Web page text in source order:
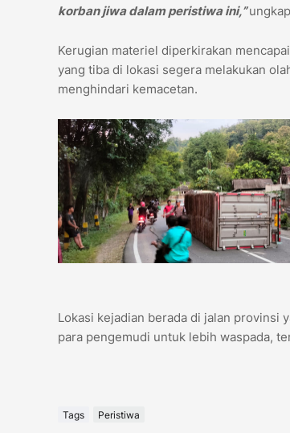
korban jiwa dalam peristiwa ini,”
Kerugian materiel diperkirakan
yang tiba di lokasi segera melakukan
menghindari kemacetan.
Lokasi kejadian berada di jalan provinsi
para pengemudi untuk lebih waspada,
Tags Peristiwa